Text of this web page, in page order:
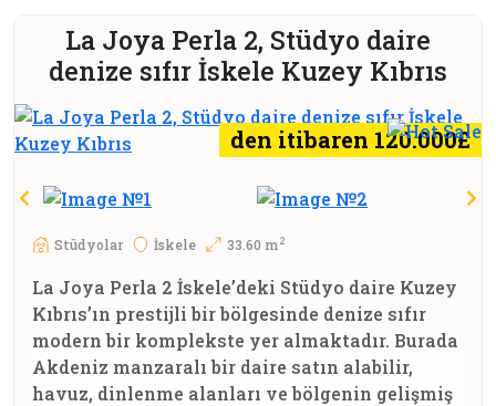
La Joya Perla 2, Stüdyo daire
denize sıfır İskele Kuzey Kıbrıs
den itibaren 120.000£
Stüdyolar İskele 33.60 m2
La Joya Perla 2 İskele’deki Stüdyo daire Kuzey
Kıbrıs’ın prestijli bir bölgesinde denize sıfır
modern bir komplekste yer almaktadır. Burada
Akdeniz manzaralı bir daire satın alabilir,
havuz, dinlenme alanları ve bölgenin gelişmiş